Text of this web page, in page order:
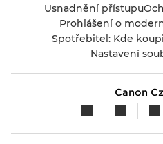
Usnadnění přístupu
Prohlášení o
Spotřebitel: Kde
Nastavení
Canon